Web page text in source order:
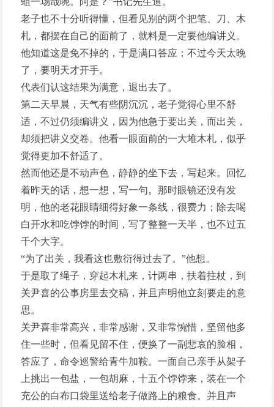
老子也不十分听得懂，但看见别的两个把笔、刀、木
札，都摆在自己的面前了，就料是一定要他编讲义。
他知道这是免不掉的，于是满口答应；不过今天太晚
了，要明天才开手。
代表们认这结果为满意，退出去了。
第二天早晨，天气有些阴沉沉，老子觉得心里不舒
适，不过仍须编讲义，因为他急于要出关，而出关，
却须把讲义交卷。他看一眼面前的一大堆木札，似乎
觉得更加不舒适了。
然而他还是不动声色，静静的坐下去，写起来。回忆
着昨天的话，想一想，写一句。那时眼镜还没有发
明，他的老花眼睛细得好象一条线，很费力；除去喝
白开水和吃饽饽的时间，写了整整一天半，也不过五
千个大字。
“为了出关，我看这也敷衍得过去了。”他想。
于是取了绳子，穿起木札来，计两串，扶着拄杖，到
关尹喜的公事房里去交稿，并且声明他立刻要走的意
思。
关尹喜非常高兴，非常感谢，又非常惋惜，坚留他多
住一些时，但看见留不住，便换了一副悲哀的脸相，
答应了，命令巡警给青牛加鞍。一面自己亲手从架子
上挑出一包盐，一包胡麻，十五个饽饽来，装在一个
充公的白布口袋里送给老子做路上的粮食。并且声